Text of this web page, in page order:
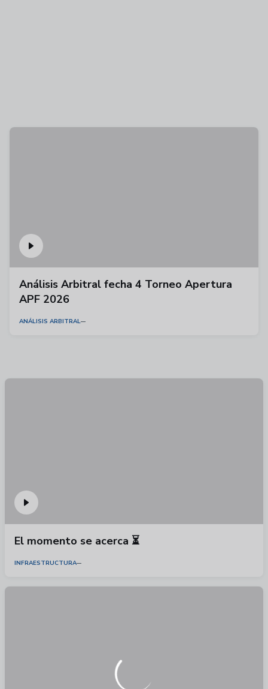
Análisis Arbitral fecha 4 Torneo Apertura
APF 2026
ANÁLISIS ARBITRAL
El momento se acerca ⏳
INFRAESTRUCTURA